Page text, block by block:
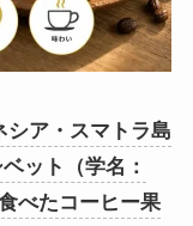
シア・スマトラ島
ット（学名：
べたコーヒー果